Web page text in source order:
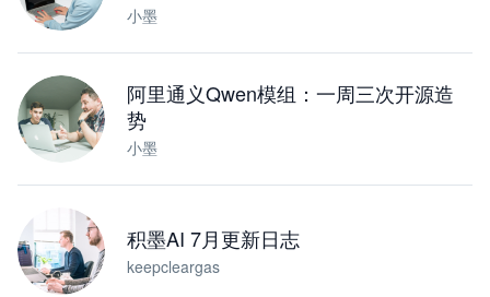
小墨
阿里通义Qwen模组：一周三次开源造
势
小墨
积墨AI 7月更新日志
keepcleargas